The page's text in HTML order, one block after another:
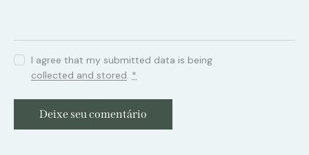
I agree that my submitted data is being
collected and stored. *